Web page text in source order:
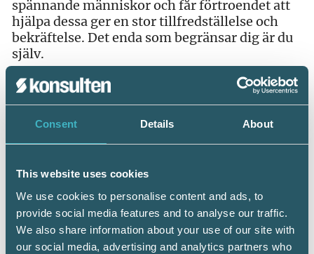
Consent Details About
This website uses cookies
We use cookies to personalise content and ads, to
provide social media features and to analyse our traffic.
We also share information about your use of our site with
our social media, advertising and analytics partners who
spännande människor och får förtroendet att
hjälpa dessa ger en stor tillfredställelse och
bekräftelse. Det enda som begränsar dig är du
själv.
Erik Larsson kan väljas till ny ledamot i Förbundsstyrelsen